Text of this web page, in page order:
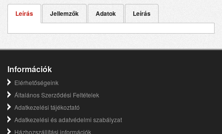
Leírás Jellemzők Adatok Leírás
Információk
Elérhetőségeink
Általános Szerződési Feltételek
Adatkezelési tájékoztató
Adatkezelési és adatvédelmi szabályzat
Házhozszállítási információk